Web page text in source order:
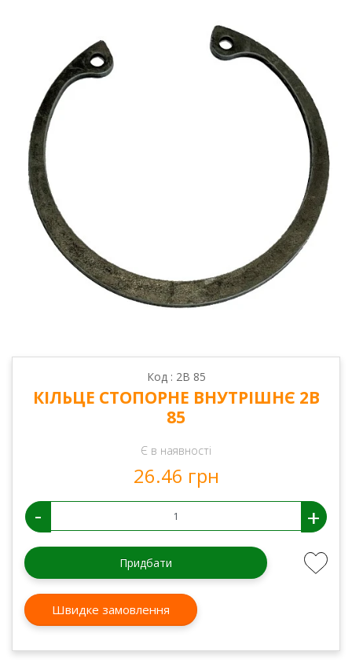
Код : 2В 85
КІЛЬЦЕ СТОПОРНЕ ВНУТРІШНЄ 2В
85
Є в наявності
26.46 грн
- +
Придбати
Швидке замовлення